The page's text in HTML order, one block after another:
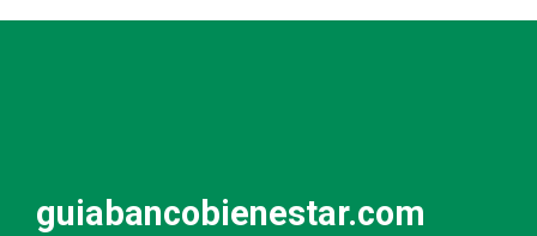
guiabancobienestar.com